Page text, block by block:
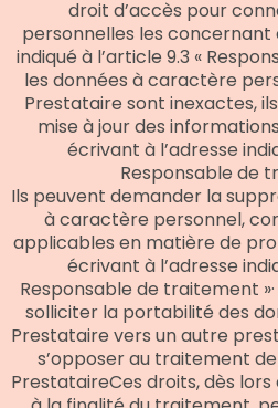
droit d’accès pour
personnelles les concernant
indiqué à l’article 9.3 «
les données à caractère
Prestataire sont inexactes,
mise à jour des
écrivant à l’adresse
Responsable de
Ils peuvent demander la
à caractère personnel,
applicables en matière de
écrivant à l’adresse
Responsable de traitement
solliciter la portabilité des
Prestataire vers un autre
s’opposer au traitement
PrestataireCes droits, dès lors